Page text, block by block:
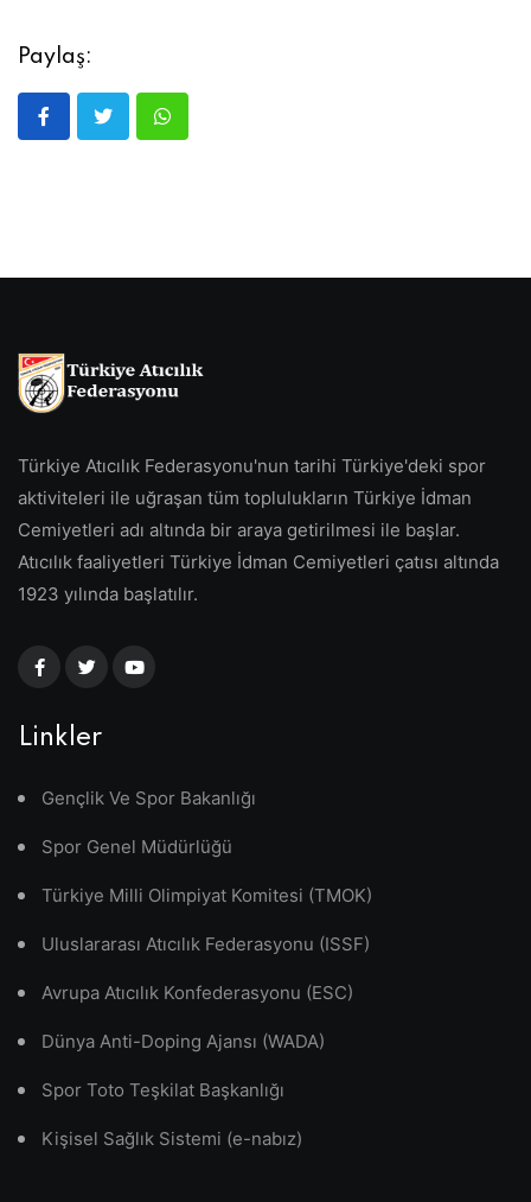
Paylaş:
Türkiye Atıcılık Federasyonu'nun tarihi Türkiye'deki spor
aktiviteleri ile uğraşan tüm toplulukların Türkiye İdman
Cemiyetleri adı altında bir araya getirilmesi ile başlar.
Atıcılık faaliyetleri Türkiye İdman Cemiyetleri çatısı altında
1923 yılında başlatılır.
Linkler
Gençlik Ve Spor Bakanlığı
Spor Genel Müdürlüğü
Türkiye Milli Olimpiyat Komitesi (TMOK)
Uluslararası Atıcılık Federasyonu (ISSF)
Avrupa Atıcılık Konfederasyonu (ESC)
Dünya Anti-Doping Ajansı (WADA)
Spor Toto Teşkilat Başkanlığı
Kişisel Sağlık Sistemi (e-nabız)